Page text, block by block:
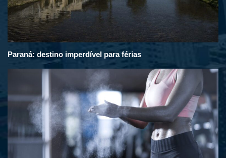
Paraná: destino imperdível para férias